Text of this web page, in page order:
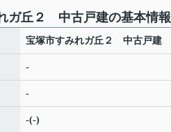
ガ丘２ 中古戸建の基本情報
宝塚市すみれガ丘２ 中古戸建
-
-
-(-)